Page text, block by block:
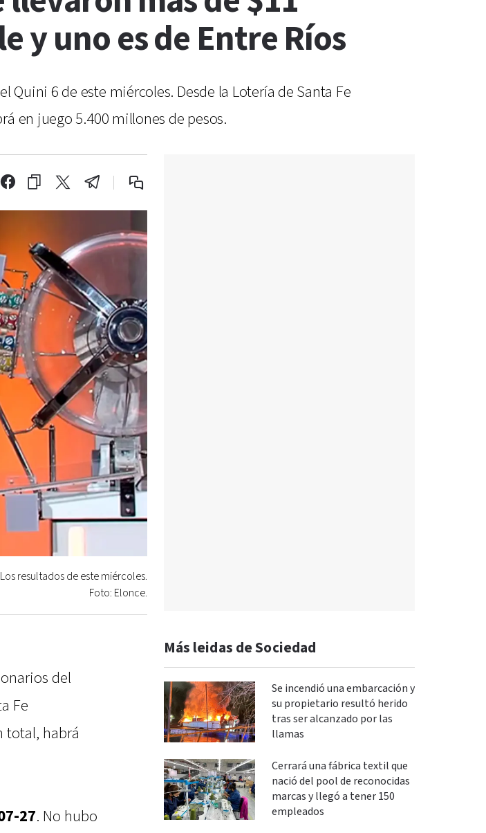
y uno es de Entre Ríos
6 de este miércoles. Desde la Lotería de Santa Fe
en juego 5.400 millones de pesos.
Los resultados de este miércoles.
Foto: Elonce.
del
Fe
total, habrá
27. No hubo
Más leidas de Sociedad
Se incendió una embarcación y
su propietario resultó herido
tras ser alcanzado por las
llamas
Cerrará una fábrica textil que
nació del pool de reconocidas
marcas y llegó a tener 150
empleados